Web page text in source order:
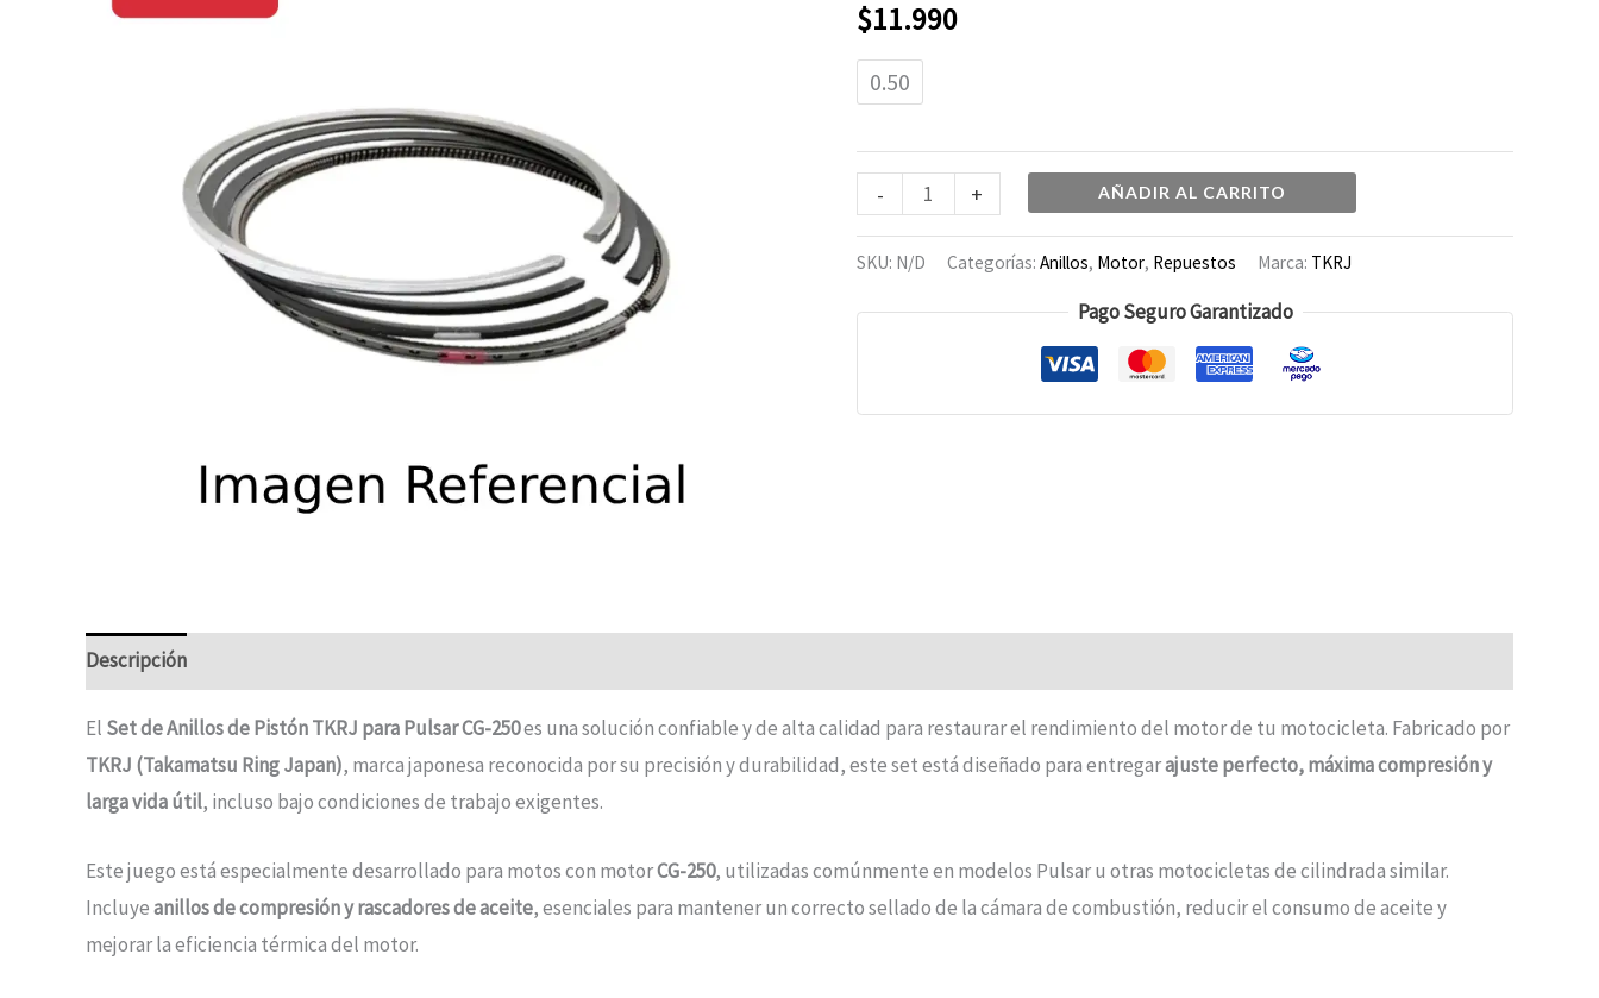
$11.990
0.50
-
250
cantidad
+ AÑADIR AL CARRITO
SKU: N/D Categorías: Anillos, Motor, Repuestos Marca: TKRJ
Pago Seguro Garantizado
Descripción
El Set de Anillos de Pistón TKRJ para Pulsar CG-250es una solución confiable y de alta calidad para restaurar el rendimiento del motor de tu motocicleta. Fabricado por
TKRJ (Takamatsu Ring Japan), marca japonesa reconocida por su precisión y durabilidad, este set está diseñado para entregarajuste perfecto, máxima compresión y
larga vida útil, incluso bajo condiciones de trabajo exigentes.
Este juego está especialmente desarrollado para motos con motorCG-250, utilizadas comúnmente en modelos Pulsar u otras motocicletas de cilindrada similar.
Incluyeanillos de compresión y rascadores de aceite, esenciales para mantener un correcto sellado de la cámara de combustión, reducir el consumo de aceite y
mejorar la eficiencia térmica del motor.